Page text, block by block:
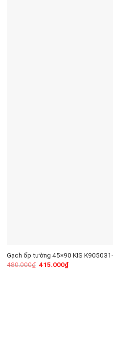
Gạch ốp tường 45×90 KIS
480.000₫ 415.000₫